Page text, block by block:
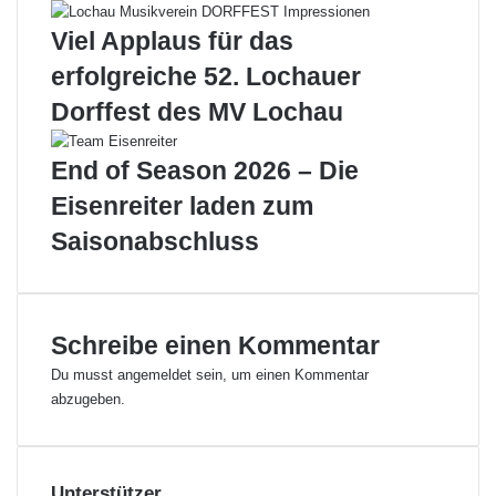
i
a
c
h
a
l
b
e
d
m
t
„
D
e
u
c
Viel Applaus für das
erfolgreiche 52. Lochauer
Dorffest des MV Lochau
End of Season 2026 – Die
Eisenreiter laden zum
Saisonabschluss
Schreibe einen Kommentar
Du musst angemeldet sein, um einen Kommentar
abzugeben.